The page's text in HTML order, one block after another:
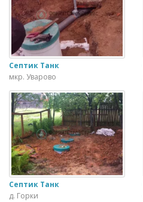
Септик Танк
мкр. Уварово
Септик Танк
д. Горки